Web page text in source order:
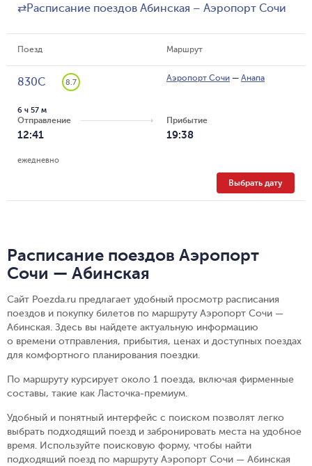
⇄Расписание поездов Абинская – Аэропорт Сочи
Поезд Маршрут
830С 8.7 Аэропорт Сочи — Анапа
Отправление
12:41
6 ч 57 м
Прибытие
19:38
ежедневно
Выбрать дату
Расписание поездов Аэропорт
Сочи — Абинская
Сайт Poezda.ru предлагает удобный просмотр расписания
поездов и покупку билетов по маршруту Аэропорт Сочи —
Абинская. Здесь вы найдете актуальную информацию
о времени отправления, прибытия, ценах и доступных поездах
для комфортного планирования поездки.
По маршруту курсирует около 1 поезда, включая фирменные
составы, такие как Ласточка-премиум.
Удобный и понятный интерфейс с поиском позволят легко
выбрать подходящий поезд и забронировать места на удобное
время. Используйте поисковую форму, чтобы найти
подходящий поезд по маршруту Аэропорт Сочи — Абинская